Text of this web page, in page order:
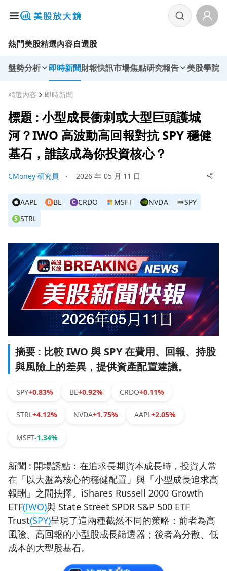
熱門美股精選內容自選股
盤勢分析 即時新聞財報快訊市場焦點研究報告 美股學院
精選內容 即時新聞
標題 : 小型成長衝刺或大型巨頭護城
河？IWO 高波動高回報對抗 SPY 穩健
基石，誰該成為你投資核心？
CMoney 研究員 ・ 2026 年 05 月 11 日
AAPL B BE C CRDO MSFT NVDA SPY
S STRL
摘要 : 比較 IWO 與 SPY 在費用、回報、持股
與風險上的差異，提供資產配置建議。
SPY+0.83% BE+0.92% CRDO+0.11%
STRL+4.12% NVDA+1.75% AAPL+2.05%
MSFT-1.34%
新聞 : 開場誘點：在追求長期資本成長時，投資人常
在「以大盤為核心的穩健配置」與「小型成長追求高
報酬」之間抉擇。iShares Russell 2000 Growth
ETF(IWO)與 State Street SPDR S&P 500 ETF
Trust(SPY)呈現了這兩種截然不同的策略：前者為高
風險、高回報的小型股成長篩選器；後者為分散、低
成本的大型股基石。